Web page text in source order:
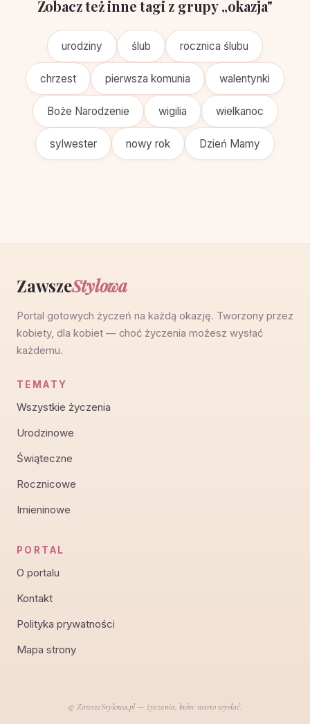
Oryginalne życzenia imieninowe — piękne,
poważne i niepowtarzalne
Oryginalne życzenia imieninowe — piękne, poważne,
dla dorosłych i seniorów. Sentencje, klasyka, krótkie
SMS-y i kreatywn...
podziękowania i odpowiedzi
Bardzo dziękuję za życzenia — gotowe serdeczne i
na FB, dziękuję za pa...
najpiękniejsze, wzruszające i z humorem dla